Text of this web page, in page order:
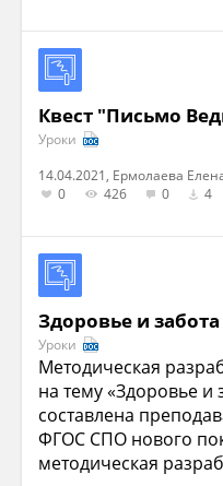
Квест "Письмо
Уроки
14.04.2021, Ермолаева
0
426 0 4
Здоровье и
Уроки
Методическая
на тему «Здоровье и
составлена
ФГОС СПО нового
методическая